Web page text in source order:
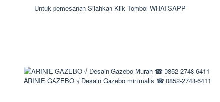
Untuk pemesanan Silahkan Klik Tombol WHATSAPP
ARINIE GAZEBO √ Desain Gazebo minimalis ☎ 0852-2748-6411